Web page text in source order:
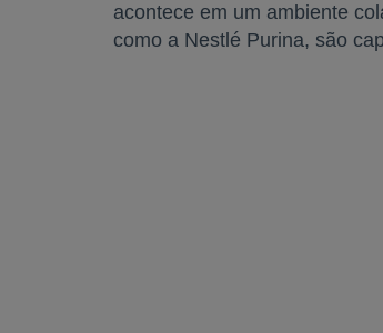
acontece em um ambiente
como a Nestlé Purina, são